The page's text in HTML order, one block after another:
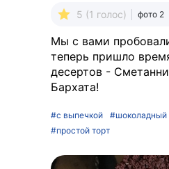
5 (1 голос) фото 2
Мы с вами
теперь пришло
десертов -
Бархата!
#с выпечкой #шоколадный
#простой торт